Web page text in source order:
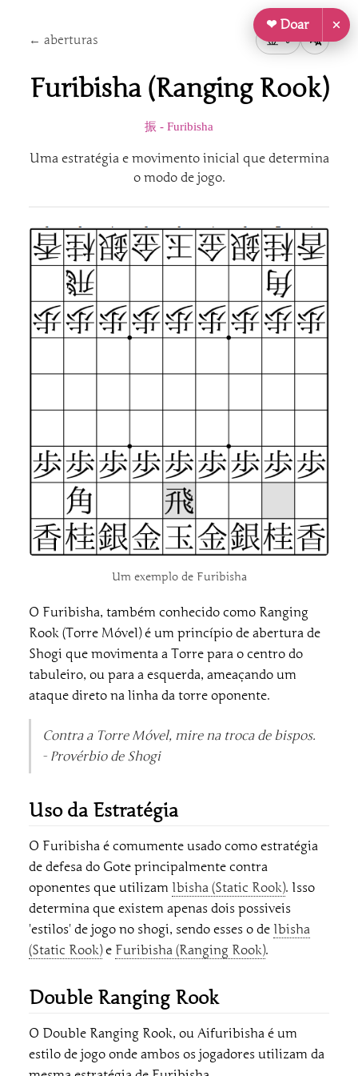
← aberturas 金0
Furibisha (Ranging Rook)
振 - Furibisha
Uma estratégia e movimento inicial que determina
o modo de jogo.
Um exemplo de Furibisha
O Furibisha, também conhecido como Ranging
Rook (Torre Móvel) é um princípio de abertura de
Shogi que movimenta a Torre para o centro do
tabuleiro, ou para a esquerda, ameaçando um
ataque direto na linha da torre oponente.
Contra a Torre Móvel, mire na troca de bispos.
- Provérbio de Shogi
Uso da Estratégia
O Furibisha é comumente usado como estratégia
de defesa do Gote principalmente contra
oponentes que utilizam Ibisha (Static Rook). Isso
determina que existem apenas dois possiveis
'estilos' de jogo no shogi, sendo esses o de Ibisha
(Static Rook)e Furibisha (Ranging Rook).
Double Ranging Rook
O Double Ranging Rook, ou Aifuribisha é um
estilo de jogo onde ambos os jogadores utilizam da
❤ Doar